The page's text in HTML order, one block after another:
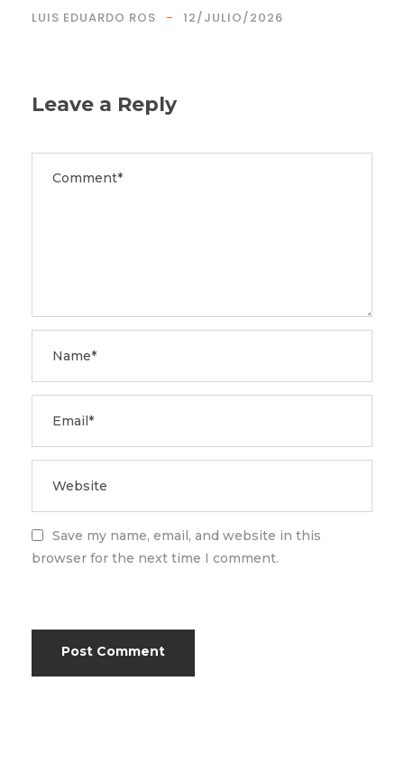
LUIS EDUARDO ROS 12/JULIO/2026
Leave a Reply
Save my name, email, and website in this
browser for the next time I comment.